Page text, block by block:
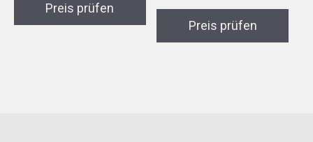
Preis prüfen
Preis prüfen